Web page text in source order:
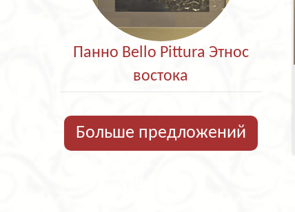
Панно Bello Pittura Этнос
востока
Больше предложений